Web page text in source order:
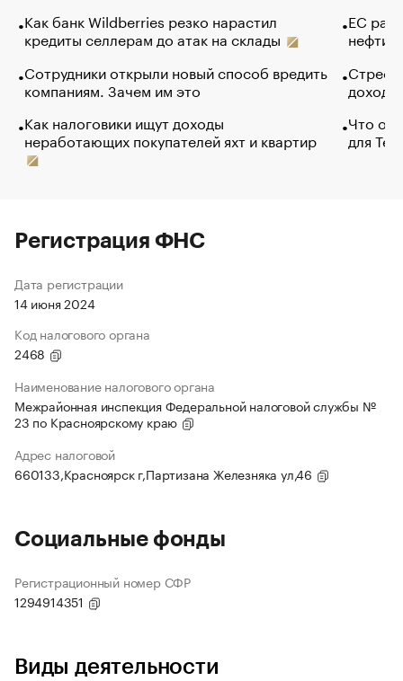
Как банк Wildberries резко нарастил
кредиты селлерам до атак на склады
Сотрудники открыли новый способ вредить
компаниям. Зачем им это
Как налоговики ищут доходы
неработающих покупателей яхт и квартир
ЕС
нефти
Что
для
Регистрация ФНС
Дата регистрации
14 июня 2024
Код налогового органа
2468
Наименование налогового органа
Межрайонная инспекция Федеральной налоговой службы №
23 по Красноярскому краю
Адрес налоговой
660133,Красноярск г,Партизана Железняка ул,46
Социальные фонды
Регистрационный номер СФР
1294914351
Виды деятельности